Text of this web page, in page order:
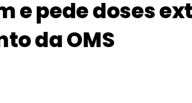
e pede doses
da OMS